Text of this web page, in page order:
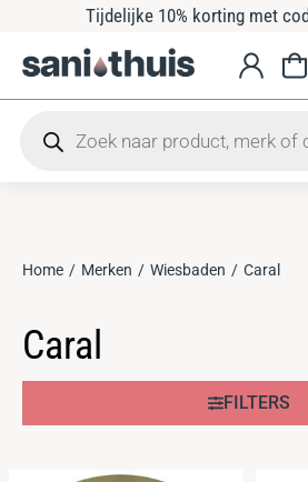
Tijdelijke 10% korting met
Je bent hier:
Home Merken Wiesbaden Caral
Caral
FILTERS